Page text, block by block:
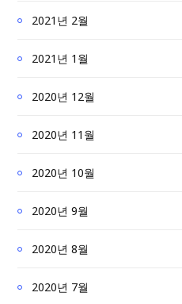
2021년 2월
2021년 1월
2020년 12월
2020년 11월
2020년 10월
2020년 9월
2020년 8월
2020년 7월